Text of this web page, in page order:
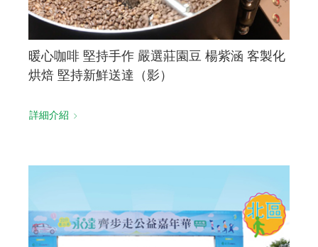
暖心咖啡 堅持手作 嚴選莊園豆 楊紫涵 客製化
烘焙 堅持新鮮送達（影）
詳細介紹